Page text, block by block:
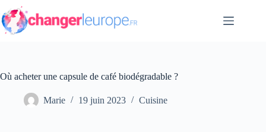
Passer
au
contenu
Où acheter une capsule de café biodégradable ?
Marie 19 juin 2023 Cuisine